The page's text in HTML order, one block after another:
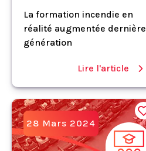
La formation incendie en
réalité augmentée dernière
génération
Lire l'article
28 Mars 2024